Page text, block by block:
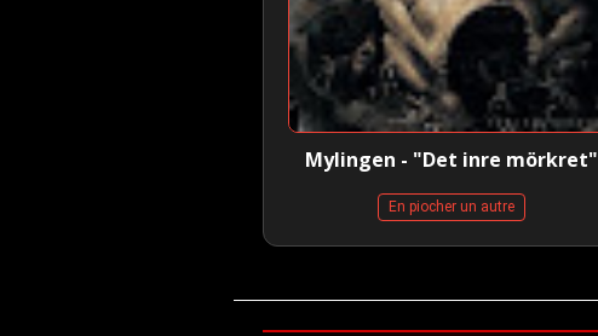
Mylingen - "Det inre mörkret"
En piocher un autre